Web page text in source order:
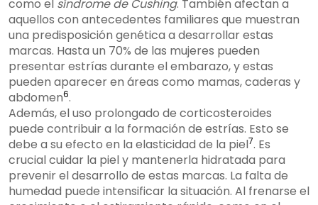
como el síndrome de Cushing. También afectan a
aquellos con antecedentes familiares que muestran
una predisposición genética a desarrollar estas
marcas. Hasta un 70% de las mujeres pueden
presentar estrías durante el embarazo, y estas
pueden aparecer en áreas como mamas, caderas y
abdomen6.
Además, el uso prolongado de corticosteroides
puede contribuir a la formación de estrías. Esto se
debe a su efecto en la elasticidad de la piel7. Es
crucial cuidar la piel y mantenerla hidratada para
prevenir el desarrollo de estas marcas. La falta de
humedad puede intensificar la situación. Al frenarse el